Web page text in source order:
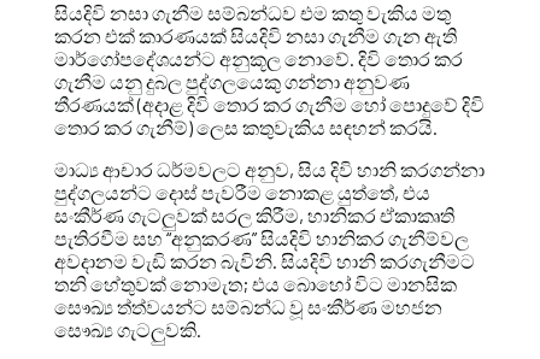
සියදිවි නසා ගැනීම සම්බන්ධව එම කතු වැකිය මතු
කරන එක් කාරණයක් සියදිවි නසා ගැනීම ගැන ඇති
මාර්ගෝපදේශයන්ට අනුකූල නොවේ. දිවි තොර කර
ගැනීම යනු දුබල පුද්ගලයෙකු ගන්නා අනුවණ
තීරණයක් (අදාළ දිවි තොර කර ගැනීම හෝ පොදුවේ දිවි
තොර කර ගැනීම්) ලෙස කතුවැකිය සඳහන් කරයි.
මාධ්‍ය ආචාර ධර්මවලට අනුව, සිය දිවි හානි කරගන්නා
පුද්ගලයන්ට දොස් පැවරීම නොකළ යුත්තේ, එය
සංකීර්ණ ගැටලුවක් සරල කිරීම, හානිකර ඒකාකෘති
පැතිරවීම සහ “අනුකරණ” සියදිවි හානිකර ගැනීම්වල
අවදානම වැඩි කරන බැවිනි. සියදිවි හානි කරගැනීමට
තනි හේතුවක් නොමැත; එය බොහෝ විට මානසික
සෞඛ්‍ය ත්ත්වයන්ට සම්බන්ධ වූ සංකීර්ණ මහජන
සෞඛ්‍ය ගැටලුවකි.